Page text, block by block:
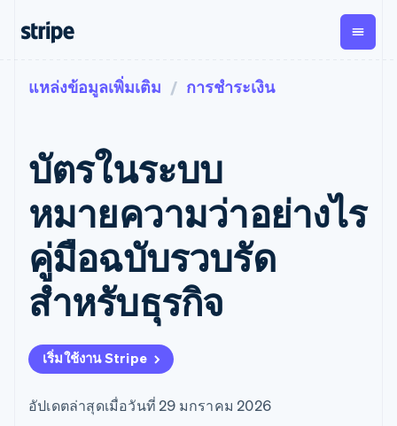
การชำระเงิน
การชำระเงิน
ออนไลน์
Payment links
การชำระเงิน
แบบไม่ต้อง
เขียนโค้ด
Checkout
UI การชำระ
เงินสำเร็จรูป
Elements
องค์ประกอบ UI
วิธีการชำระ
เงิน
มากกว่า 125
Authorization
รายรับ
แบบแผนล่วง
หน้า
Metronome
การเรียกเก็บ
ใช้งาน
การชำระเงิน
ตามรอบบิล
การจัดการ
การชำระเงิน
ตามรอบบิล
Invoicing
ตามแบบแผน
ล่วงหน้า
Tax
ขายและ VAT
การ
เบิกจ่าย
บุคคลที่
สาม
การชำ
เงินสำ
ตามขั้น
ตามกรณีใช้งาน
การค้าแบบใช้เอเจนต์
อีคอมเมิร์ซ
บริการทางการเงินที่ผสาน
รวมในตัว
การทำงานอัตโนมัติด้าน
การเงิน
ธุรกิจทั่วโลก
การชำระเงินในแอป
มาร์เก็ตเพลส
การจัดการเงิน
แพลตฟอร์ม
เอกสารประกอบ
ไลบรารีและ SDK
Stripe Apps
คู่มือ
รับการชำระเงินออนไลน์
ติดตั้งใช้งานการชำระเงิน
สำเร็จรูป
สร้างแพลตฟอร์มหรือ
มาร์เก็ตเพลส
จัดการการชำระเงินตาม
รอบบิล
เสนอการเรียกเก็บเงินตาม
การใช้งาน
เรียนรู้
คู่มือ
การสนับสนุน
รับการสนับสนุน
แพ็กเกจการสนับสนุนที่ได้
รับการจัดการ
บริการเฉพาะทาง
แหล่งข้อมูลเพิ่มเติม การชำระเงิน
บัตรในระบบ
หมายความว่าอย่างไร
คู่มือฉบับรวบรัด
สำหรับธุรกิจ
เริ่มใช้งาน Stripe
อัปเดตล่าสุดเมื่อวันที่ 29 มกราคม 2026